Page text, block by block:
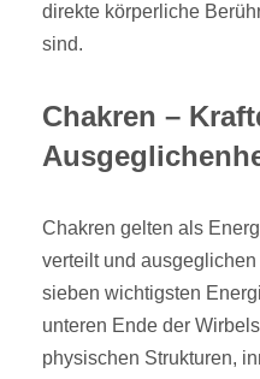
direkte körperliche
sind.
Chakren –
Chakren gelten als
verteilt und
sieben wichtigsten
unteren Ende der
physischen Strukturen,